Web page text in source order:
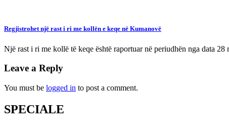
Regjistrohet një rast i ri me kollën e keqe në Kumanovë
Një rast i ri me kollë të keqe është raportuar në periudhën nga data
Leave a Reply
You must be logged in to post a comment.
SPECIALE